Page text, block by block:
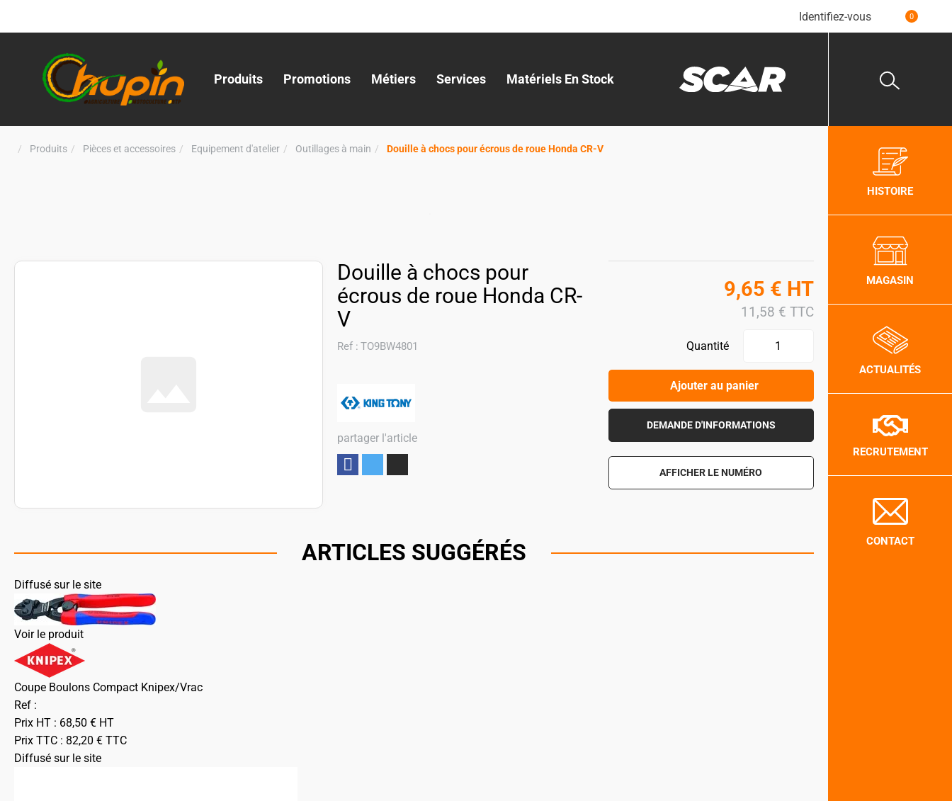
Identifiez-vous 0
Produits Promotions Métiers Services Matériels En Stock
Produits Pièces et accessoires Equipement d'atelier Outillages à main Douille à chocs pour écrous de roue Honda CR-V
Douille à chocs pour
écrous de roue Honda CR-
V
Ref : TO9BW4801
partager l'article
9,65 € HT
11,58 € TTC
Quantité
Ajouter au panier
DEMANDE D'INFORMATIONS
AFFICHER LE NUMÉRO
ARTICLES SUGGÉRÉS
Diffusé sur le site
Voir le produit
Coupe Boulons Compact Knipex/Vrac
Ref :
Prix HT : 68,50 € HT
Prix TTC : 82,20 € TTC
Diffusé sur le site
HISTOIRE
MAGASIN
ACTUALITÉS
RECRUTEMENT
CONTACT